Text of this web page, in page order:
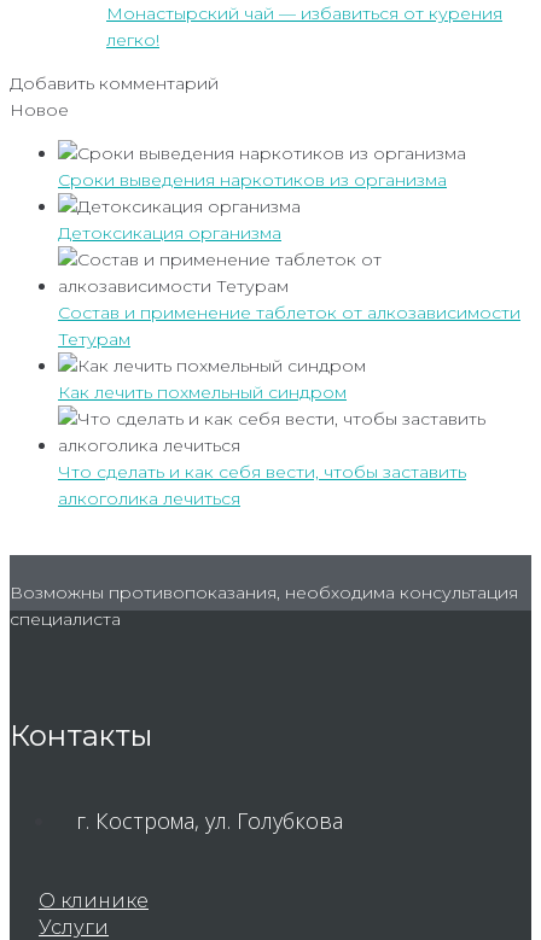
Монастырский чай — избавиться от курения
легко!
Добавить комментарий
Новое
Сроки выведения наркотиков из организма
Детоксикация организма
Состав и применение таблеток от алкозависимости
Тетурам
Как лечить похмельный синдром
Что сделать и как себя вести, чтобы заставить
алкоголика лечиться
Возможны противопоказания, необходима консультация
специалиста
Контакты
г. Кострома, ул. Голубкова
О клинике
Услуги